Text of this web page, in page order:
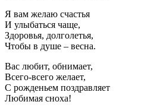
Я вам желаю счастья
И улыбаться чаще,
Здоровья, долголетья,
Чтобы в душе – весна.
Вас любит, обнимает,
Всего-всего желает,
С рожденьем поздравляет
Любимая сноха!